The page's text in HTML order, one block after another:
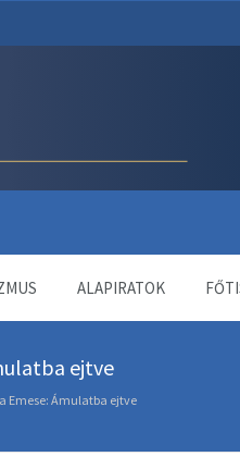
ALAPIRATOK
ejtve
Emese: Ámulatba ejtve